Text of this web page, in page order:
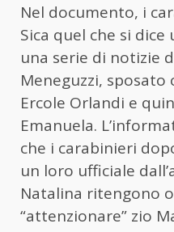
Nel documento, i
Sica quel che si
una serie di notizie
Meneguzzi, sposato
Ercole Orlandi e
Emanuela.
che i carabinieri
un loro ufficiale
Natalina ritengono
“attenzionare” zio